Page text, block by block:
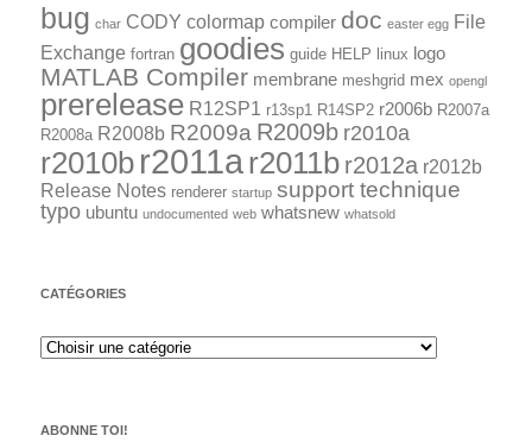
bug char CODY colormap compiler doc easter egg File
Exchange fortran goodies guide HELP linux logo
MATLAB Compiler membrane meshgrid mex opengl
prerelease R12SP1 r13sp1 R14SP2 r2006b R2007a
R2008a R2008b R2009a R2009b r2010a
r2010b r2011ar2011b r2012a r2012b
Release Notes renderer startup support technique
typo ubuntu undocumented web whatsnew whatsold
CATÉGORIES
ABONNE TOI!